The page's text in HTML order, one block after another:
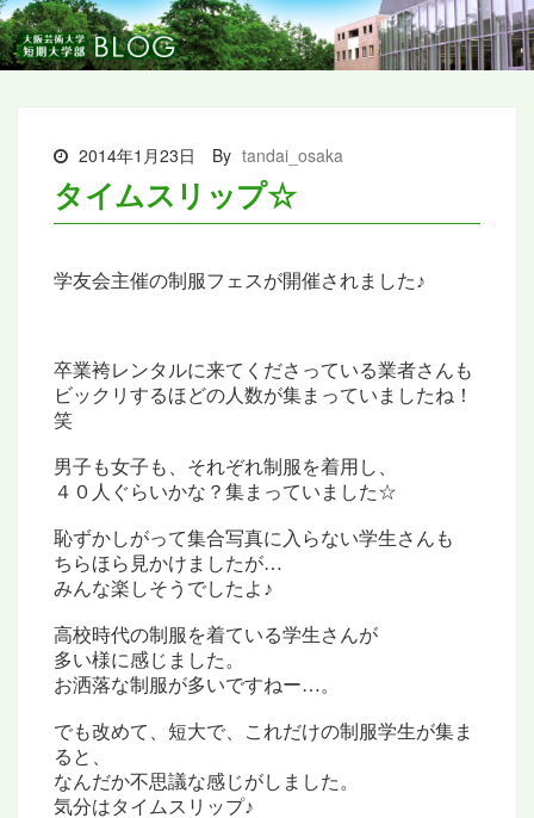
2014年1月23日 By tandai_osaka
タイムスリップ☆
学友会主催の制服フェスが開催されました♪
卒業袴レンタルに来てくださっている業者さんも
ビックリするほどの人数が集まっていましたね！
笑
男子も女子も、それぞれ制服を着用し、
４０人ぐらいかな？集まっていました☆
恥ずかしがって集合写真に入らない学生さんも
ちらほら見かけましたが…
みんな楽しそうでしたよ♪
高校時代の制服を着ている学生さんが
多い様に感じました。
お洒落な制服が多いですねー…。
でも改めて、短大で、これだけの制服学生が集ま
ると、
なんだか不思議な感じがしました。
気分はタイムスリップ♪